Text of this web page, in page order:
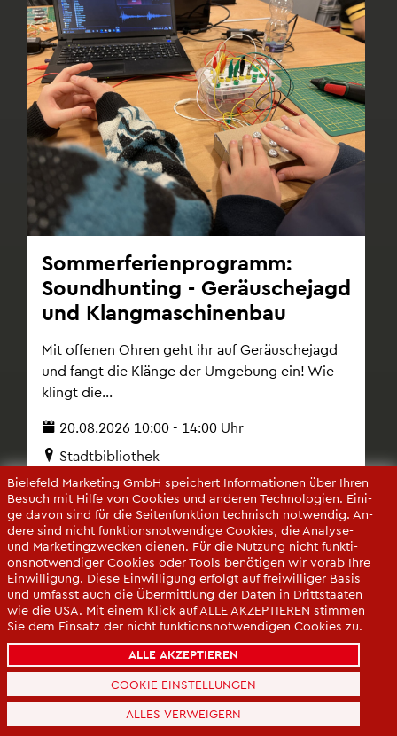
Som­mer­fe­ri­en­pro­gramm:
Sound­hun­ting - Ge­räusche­jagd
und Klang­ma­schi­nen­bau
Mit of­fe­nen Ohren geht ihr auf Ge­räusche­jagd
und fangt die Klän­ge der Um­ge­bung ein! Wie
klingt die...
20.08.2026 10:00 - 14:00 Uhr
Stadt­bi­blio­thek
Bie­le­feld Mar­ke­ting GmbH spei­chert In­for­ma­tio­nen über Ihren
Be­such mit Hilfe von Coo­kies und an­de­ren Tech­no­lo­gi­en. Ei­ni­
ge davon sind für die Sei­ten­funk­ti­on tech­nisch not­wen­dig. An­
de­re sind nicht funk­ti­ons­not­wen­di­ge Coo­kies, die Ana­ly­se-
und Mar­ke­ting­zwe­cken die­nen. Für die Nut­zung nicht funk­ti­
ons­not­wen­di­ger Coo­kies oder Tools be­nö­ti­gen wir vorab Ihre
Ein­wil­li­gung. Diese Ein­wil­li­gung er­folgt auf frei­wil­li­ger Basis
und um­fasst auch die Über­mitt­lung der Daten in Dritt­staa­ten
wie die USA. Mit einem Klick auf ALLE AK­ZEP­TIE­REN stim­men
Sie dem Ein­satz der nicht funk­ti­ons­not­wen­di­gen Coo­kies zu.
Sie kön­nen Ihre Ein­wil­li­gung über die COO­KIE-EIN­STEL­LUN­
GEN je­der­zeit än­dern oder mit Wir­kung für die Zu­kunft wi­der­
ru­fen.
Da­ten­schut­z­er­klä­rung
COOKIE EINSTELLUNGEN
ALLES VERWEIGERN
ALLE AKZEPTIEREN